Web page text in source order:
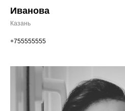
Иванова
Казань
+755555555